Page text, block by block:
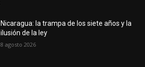
Nicaragua: la trampa de los siete años y la
ilusión de la ley
8 agosto 2026